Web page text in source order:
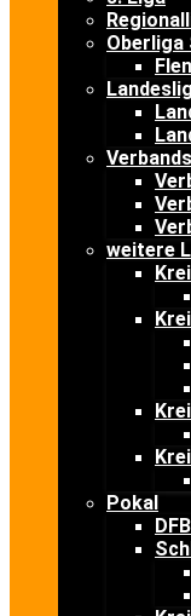
Oberliga
weitere
Pokal